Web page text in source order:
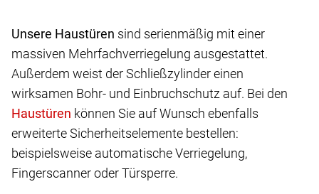
Unsere Haustüren sind serienmäßig mit einer
massiven Mehrfachverriegelung ausgestattet.
Außerdem weist der Schließzylinder einen
wirksamen Bohr- und Einbruchschutz auf. Bei den
können Sie auf Wunsch ebenfalls
erweiterte Sicherheitselemente bestellen:
beispielsweise automatische Verriegelung,
Fingerscanner oder Türsperre.